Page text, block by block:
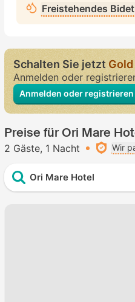
Freistehendes Bidet
Schalten Sie jetztGold
Anmelden oder
Anmelden oder registrieren
Preise für Ori Mare
2 Gäste 1 Nacht Wir
Ori Mare Hotel